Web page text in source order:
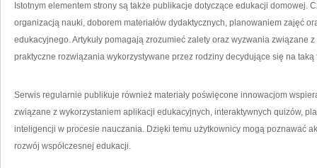
Istotnym elementem strony są także publikacje dotyczące edukacji domowej.
organizacją nauki, doborem materiałów dydaktycznych, planowaniem zajęć
edukacyjnego. Artykuły pomagają zrozumieć zalety oraz wyzwania związane
praktyczne rozwiązania wykorzystywane przez rodziny decydujące się na taką
Serwis regularnie publikuje również materiały poświęcone innowacjom
związane z wykorzystaniem aplikacji edukacyjnych, interaktywnych quizów,
inteligencji w procesie nauczania. Dzięki temu użytkownicy mogą poznawać
rozwój współczesnej edukacji.